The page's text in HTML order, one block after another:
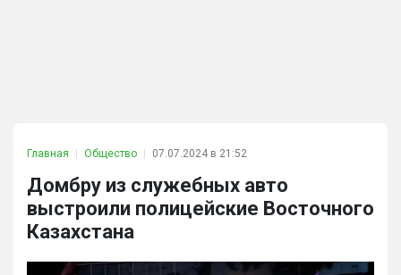
Главная Общество 07.07.2024 в 21:52
Домбру из служебных авто
выстроили полицейские Восточного
Казахстана